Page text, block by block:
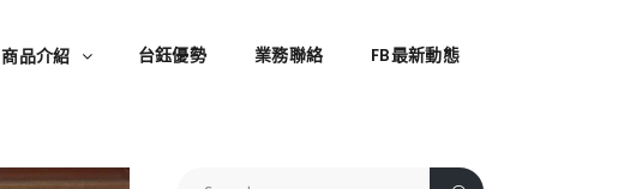
商品介紹 台鈺優勢 業務聯絡 FB最新動態